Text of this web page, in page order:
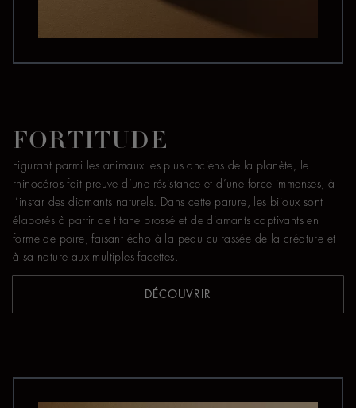
FORTITUDE
Figurant parmi les animaux les plus anciens de la planète, le
rhinocéros fait preuve d’une résistance et d’une force immenses, à
l’instar des diamants naturels. Dans cette parure, les bijoux sont
élaborés à partir de titane brossé et de diamants captivants en
forme de poire, faisant écho à la peau cuirassée de la créature et
à sa nature aux multiples facettes.
DÉCOUVRIR